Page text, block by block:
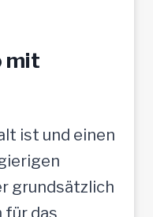
mit
ist und einen
grundsätzlich
für das